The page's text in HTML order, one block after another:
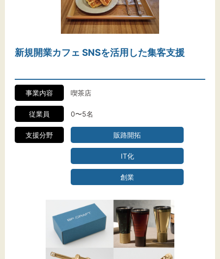
新規開業カフェ SNSを活用した集客支援
事業内容 喫茶店
従業員 0〜5名
支援分野 販路開拓
IT化
創業